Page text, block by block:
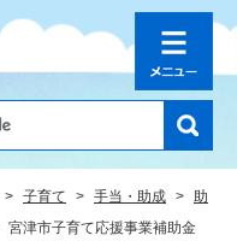
> 子育て > 手当・助成 > 助
宮津市子育て応援事業補助金